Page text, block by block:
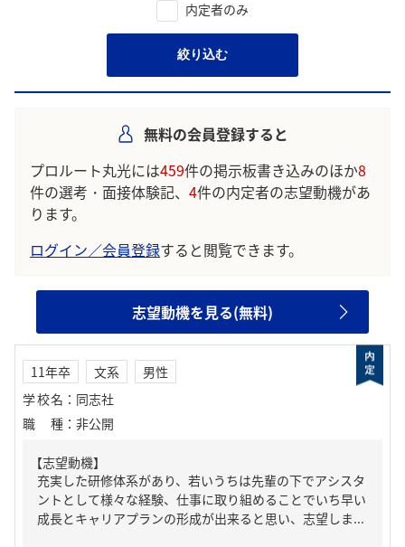
内定者のみ
絞り込む
無料の会員登録すると
プロルート丸光には459件の掲示板書き込みのほか8
件の選考・面接体験記、 4件の内定者の志望動機があ
ります。
ログイン／会員登録すると閲覧できます。
志望動機を見る(無料)
11年卒 文系
男性
学校名 ： 同志社
職種 ： 非公開
【志望動機】
充実した研修体系があり、若いうちは先輩の下でアシスタ
ントとして様々な経験、仕事に取り組めることでいち早い
成長とキャリアプランの形成が出来ると思い、志望しま...